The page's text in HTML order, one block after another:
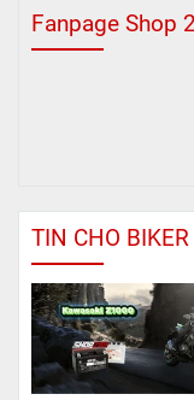
Fanpage Shop
TIN CHO BIKER